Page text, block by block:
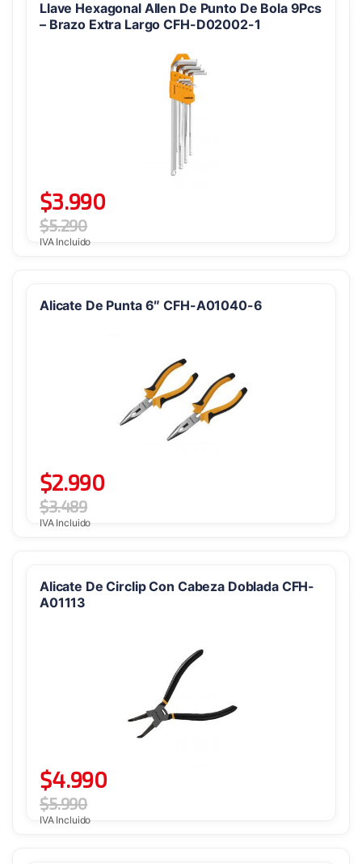
Llave Hexagonal Allen De Punto De Bola 9Pcs
– Brazo Extra Largo CFH-D02002-1
$3.990
$5.290
IVA Incluido
Alicate De Punta 6″ CFH-A01040-6
$2.990
$3.489
IVA Incluido
Alicate De Circlip Con Cabeza Doblada CFH-
A01113
$4.990
$5.990
IVA Incluido